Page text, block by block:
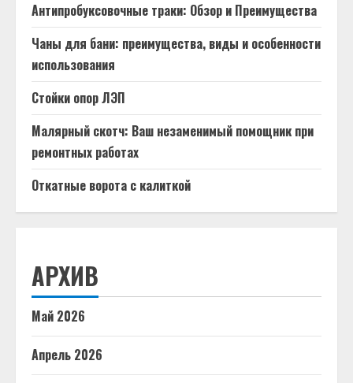
Антипробуксовочные траки: Обзор и Преимущества
Чаны для бани: преимущества, виды и особенности
использования
Стойки опор ЛЭП
Малярный скотч: Ваш незаменимый помощник при
ремонтных работах
Откатные ворота с калиткой
АРХИВ
Май 2026
Апрель 2026